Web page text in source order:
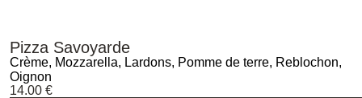
Pizza Savoyarde
Crème, Mozzarella, Lardons, Pomme de terre, Reblochon,
Oignon
14.00 €